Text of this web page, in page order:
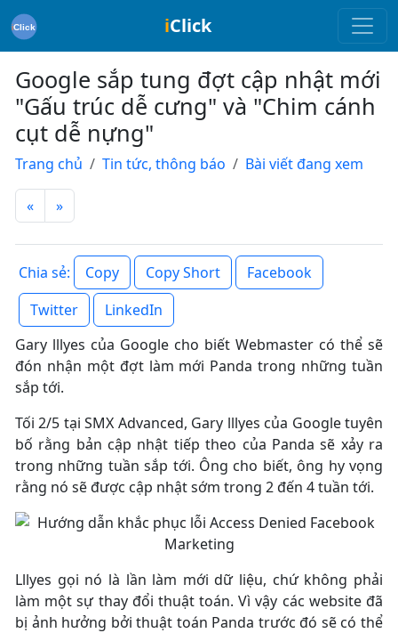
iClick
Google sắp tung đợt cập nhật mới
"Gấu trúc dễ cưng" và "Chim cánh
cụt dễ nựng"
Trang chủ Tin tức, thông báo Bài viết đang xem
« »
Chia sẻ: Copy Copy Short
Facebook
Twitter
LinkedIn
Gary lllyes của Google cho biết Webmaster có thể sẽ
đón nhận một đợt làm mới Panda trong những tuần
sắp tới.
Tối 2/5 tại SMX Advanced, Gary lllyes của Google tuyên
bố rằng bản cập nhật tiếp theo của Panda sẽ xảy ra
trong những tuần sắp tới. Ông cho biết, ông hy vọng
rằng nó sẽ được cập nhật sớm trong 2 đến 4 tuần tới.
Lllyes gọi nó là lần làm mới dữ liệu, chứ không phải
làm một sự thay đổi thuật toán. Vì vậy các website đã
bị ảnh hưởng bởi thuật toán Panda trước đó sẽ có thể